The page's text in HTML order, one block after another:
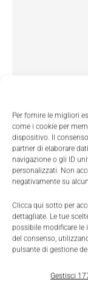
Per fornire le migliori
come i cookie per
dispositivo. Il
partner di elaborare
navigazione o gli ID
personalizzati. Non
negativamente su
Clicca qui sotto per
dettagliate. Le tue
possibile modificare
del consenso,
pulsante di gestione
Gestisci
Dove c’è
Lucia Favara - 27
Barilla produce e
al mercato
come
altamente
controllori,